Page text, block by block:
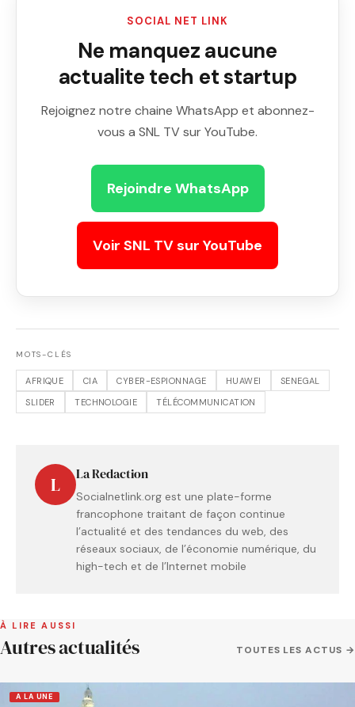
SOCIAL NET LINK
Ne manquez aucune
actualite tech et startup
Rejoignez notre chaine WhatsApp et abonnez-
vous a SNL TV sur YouTube.
Rejoindre WhatsApp
Voir SNL TV sur YouTube
MOTS-CLÉS
AFRIQUE CIA CYBER-ESPIONNAGE HUAWEI
SENEGAL
SLIDER
TECHNOLOGIE TÉLÉCOMMUNICATION
L La Redaction
Socialnetlink.org est une plate-forme
francophone traitant de façon continue
l’actualité et des tendances du web, des
réseaux sociaux, de l’économie numérique, du
high-tech et de l’Internet mobile
À LIRE AUSSI
Autres actualités TOUTES LES ACTUS →
A LA UNE